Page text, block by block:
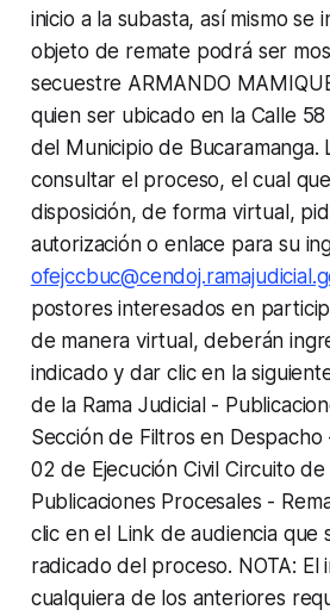
inicio a la subasta, así mismo se
objeto de remate podrá ser
secuestre ARMANDO
quien ser ubicado en la Calle
del Municipio de Bucaramanga.
consultar el proceso, el cual
disposición, de forma virtual,
autorización o enlace para su
postores interesados en
de manera virtual, deberán
indicado y dar clic en la
de la Rama Judicial -
Sección de Filtros en
02 de Ejecución Civil Circuito
Publicaciones Procesales -
clic en el Link de audiencia que
radicado del proceso. NOTA: El
cualquiera de los anteriores